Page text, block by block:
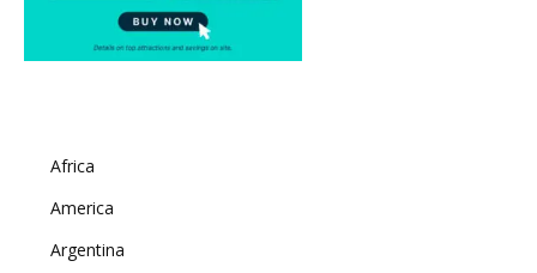
Africa
America
Argentina